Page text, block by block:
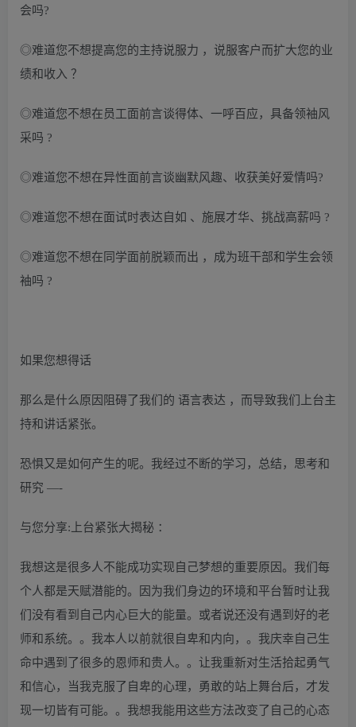
会吗?
◎难道您不想提高您的主持说服力 ，说服客户而扩大您的业
绩和收入 ？
◎难道您不想在员工面前言谈得体、一呼百应，具备领袖风
采吗 ?
◎难道您不想在异性面前言谈幽默风趣、收获美好爱情吗?
◎难道您不想在面试时表达自如 、施展才华、挑战高薪吗 ?
◎难道您不想在同学面前脱颖而出 ，成为班干部和学生会领
袖吗 ?
如果您想得话
那么是什么原因阻碍了我们的 语言表达 ，而导致我们上台主
持和讲话紧张。
恐惧又是如何产生的呢。我经过不断的学习，总结，思考和
研究 —-
与您分享:上台紧张大揭秘 ：
我想这是很多人不能成功实现自己梦想的重要原因。我们每
个人都是天赋潜能的。因为我们身边的环境和平台暂时让我
们没有看到自己内心巨大的能量。或者说还没有遇到好的老
师和系统。。我本人以前就很自卑和内向，。我庆幸自己生
命中遇到了很多的恩师和贵人。。让我重新对生活拾起勇气
和信心，当我克服了自卑的心理，勇敢的站上舞台后，才发
现一切皆有可能。。我想我能用这些方法改变了自己的心态